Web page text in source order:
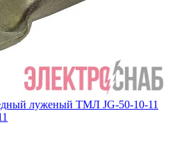
луженый ТМЛ JG-50-10-11